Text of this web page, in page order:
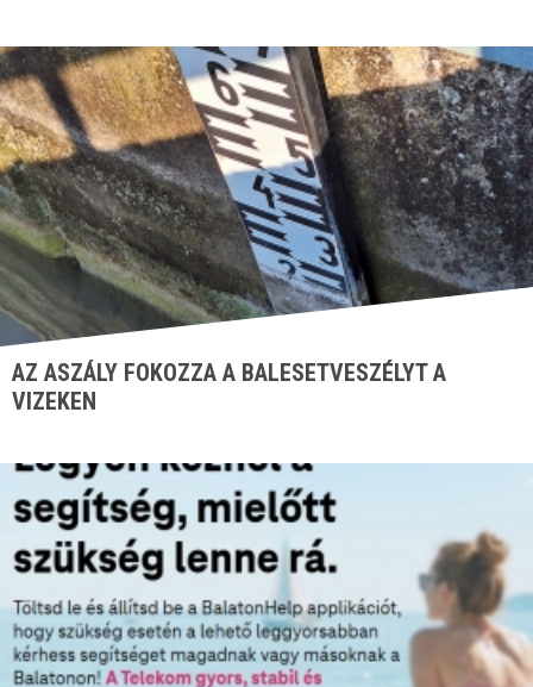
AZ ASZÁLY FOKOZZA A BALESETVESZÉLYT A
VIZEKEN